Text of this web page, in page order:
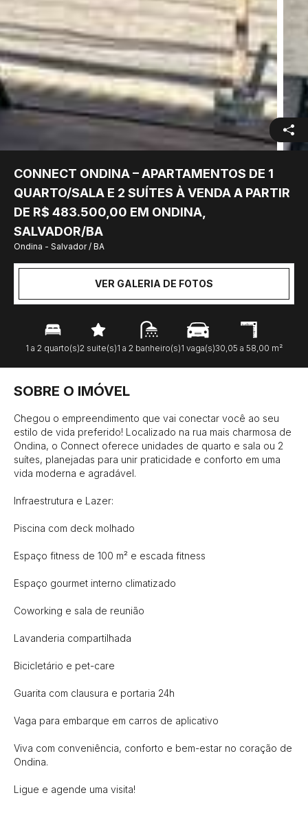
CONNECT ONDINA – APARTAMENTOS DE 1
QUARTO/SALA E 2 SUÍTES À VENDA A PARTIR
DE R$ 483.500,00 EM ONDINA,
SALVADOR/BA
Ondina - Salvador / BA
VER GALERIA DE FOTOS
1 a 2 quarto(s)2 suite(s)1 a 2 banheiro(s)1 vaga(s)30,05 a 58,00 m²
SOBRE O IMÓVEL
Chegou o empreendimento que vai conectar você ao seu
estilo de vida preferido! Localizado na rua mais charmosa de
Ondina, o Connect oferece unidades de quarto e sala ou 2
suítes, planejadas para unir praticidade e conforto em uma
vida moderna e agradável.
Infraestrutura e Lazer:
Piscina com deck molhado
Espaço fitness de 100 m² e escada fitness
Espaço gourmet interno climatizado
Coworking e sala de reunião
Lavanderia compartilhada
Bicicletário e pet-care
Guarita com clausura e portaria 24h
Vaga para embarque em carros de aplicativo
Viva com conveniência, conforto e bem-estar no coração de
Ondina.
Ligue e agende uma visita!